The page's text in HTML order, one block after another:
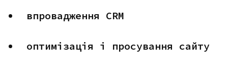
впровадження CRM
оптимізація і просування сайту